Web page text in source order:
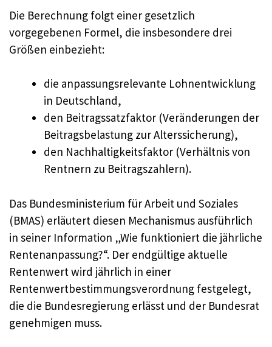
Die Berechnung folgt einer gesetzlich
vorgegebenen Formel, die insbesondere drei
Größen einbezieht:
die anpassungsrelevante Lohnentwicklung
in Deutschland,
den Beitragssatzfaktor (Veränderungen der
Beitragsbelastung zur Alterssicherung),
den Nachhaltigkeitsfaktor (Verhältnis von
Rentnern zu Beitragszahlern).
Das Bundesministerium für Arbeit und Soziales
(BMAS) erläutert diesen Mechanismus ausführlich
in seiner Information „Wie funktioniert die jährliche
Rentenanpassung?“. Der endgültige aktuelle
Rentenwert wird jährlich in einer
Rentenwertbestimmungsverordnung festgelegt,
die die Bundesregierung erlässt und der Bundesrat
genehmigen muss.